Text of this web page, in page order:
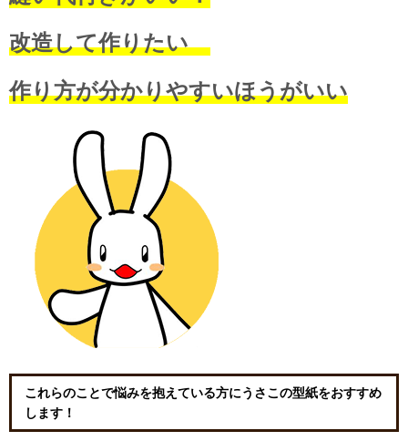
改造して作りたい
作り方が分かりやすいほうがいい
これらのことで悩みを抱えている方にうさこの型紙をおすすめ
します！